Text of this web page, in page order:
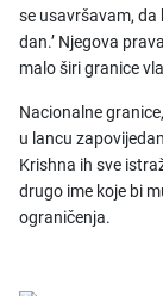
se usavršavam, da
dan.’ Njegova
malo širi granice
Nacionalne
u lancu
Krishna ih sve
drugo ime koje bi
ograničenja.